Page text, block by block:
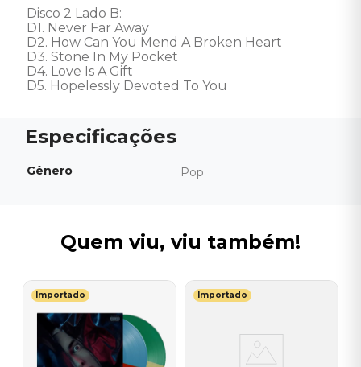
Disco 2 Lado B:
D1. Never Far Away
D2. How Can You Mend A Broken Heart
D3. Stone In My Pocket
D4. Love Is A Gift
D5. Hopelessly Devoted To You
Gênero Pop
Quem viu, viu também!
Importado Importado